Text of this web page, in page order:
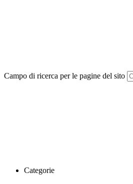
Campo di ricerca per le pagine del sito
Categorie